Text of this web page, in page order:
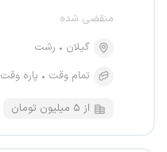
منقضی شده
گیلان
رشت
تمام وقت
پاره وقت
از ۵ میلیون تومان